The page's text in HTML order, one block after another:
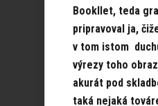
Bookllet, teda
pripravoval ja,
v tom istom
výrezy toho
akurát pod
taká nejaká